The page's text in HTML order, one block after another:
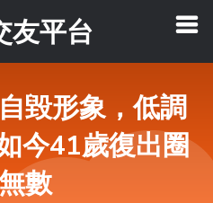
友平台
毀形象，低調
今41歲復出圈
數